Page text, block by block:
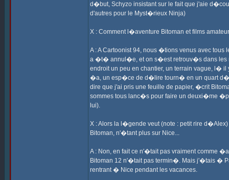
d�but, Schyzo insistant sur le fait que j'aie
d'autres pour le Myst�rieux Ninja)
X : Comment l�aventure Bitoman et films
A : A Cartoonist 94, nous �tions venus avec tous
a �t� annul�e, et on s�est retrouv�s dans les
endroit un peu en chantier, un terrain vague, l�
�a, un esp�ce de d�lire tourn� en un quart
dire que j'ai pris une feuille de papier, �crit
sommes tous lanc�s pour faire un deuxi�me
lui).
X : Alors la l�gende veut (note : petit rire
Bitoman, n'�tant plus sur Nice...
A : Non, en fait ce n'�tait pas vraiment comme
Bitoman 12 n'�tait pas termin�. Mais j'�tais �
rentrant � Nice pendant les vacances.